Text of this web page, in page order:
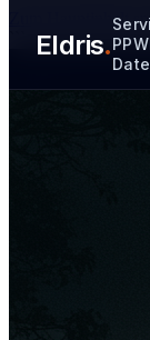
Zum Hauptinhalt
Eldris.